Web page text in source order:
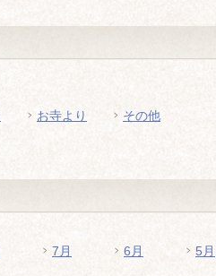
お寺より その他
7月 6月 5月